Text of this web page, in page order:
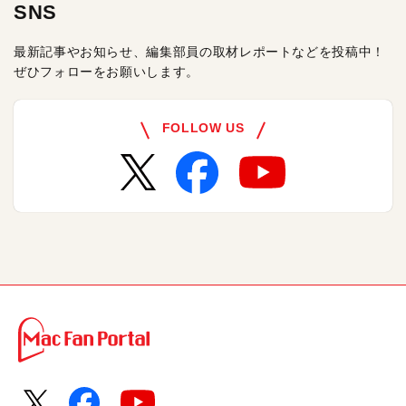
SNS
最新記事やお知らせ、編集部員の取材レポートなどを投稿中！
ぜひフォローをお願いします。
FOLLOW US